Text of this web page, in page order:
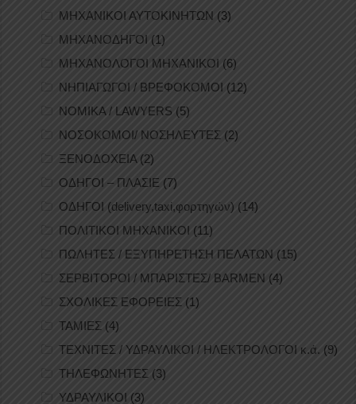
ΜΗΧΑΝΙΚΟΙ ΑΥΤΟΚΙΝΗΤΩΝ (3)
ΜΗΧΑΝΟΔΗΓΟΙ (1)
ΜΗΧΑΝΟΛΟΓΟΙ ΜΗΧΑΝΙΚΟΙ (6)
ΝΗΠΙΑΓΩΓΟΙ / ΒΡΕΦΟΚΟΜΟΙ (12)
ΝΟΜΙΚΑ / LAWYERS (5)
ΝΟΣΟΚΟΜΟΙ/ ΝΟΣΗΛΕΥΤΕΣ (2)
ΞΕΝΟΔΟΧΕΙΑ(2)
ΟΔΗΓΟΙ – ΠΛΑΣΙΕ (7)
ΟΔΗΓΟΙ (delivery,taxi,φορτηγών) (14)
ΠΟΛΙΤΙΚΟΙ ΜΗΧΑΝΙΚΟΙ (11)
ΠΩΛΗΤΕΣ / ΕΞΥΠΗΡΕΤΗΣΗ ΠΕΛΑΤΩΝ (15)
ΣΕΡΒΙΤΟΡΟΙ / ΜΠΑΡΙΣΤΕΣ/ BARMEN (4)
ΣΧΟΛΙΚΕΣ ΕΦΟΡΕΙΕΣ (1)
ΤΑΜΙΕΣ (4)
ΤΕΧΝΙΤΕΣ / ΥΔΡΑΥΛΙΚΟΙ / ΗΛΕΚΤΡΟΛΟΓΟΙ κ.ά. (9)
ΤΗΛΕΦΩΝΗΤΕΣ (3)
ΥΔΡΑΥΛΙΚΟΙ (3)